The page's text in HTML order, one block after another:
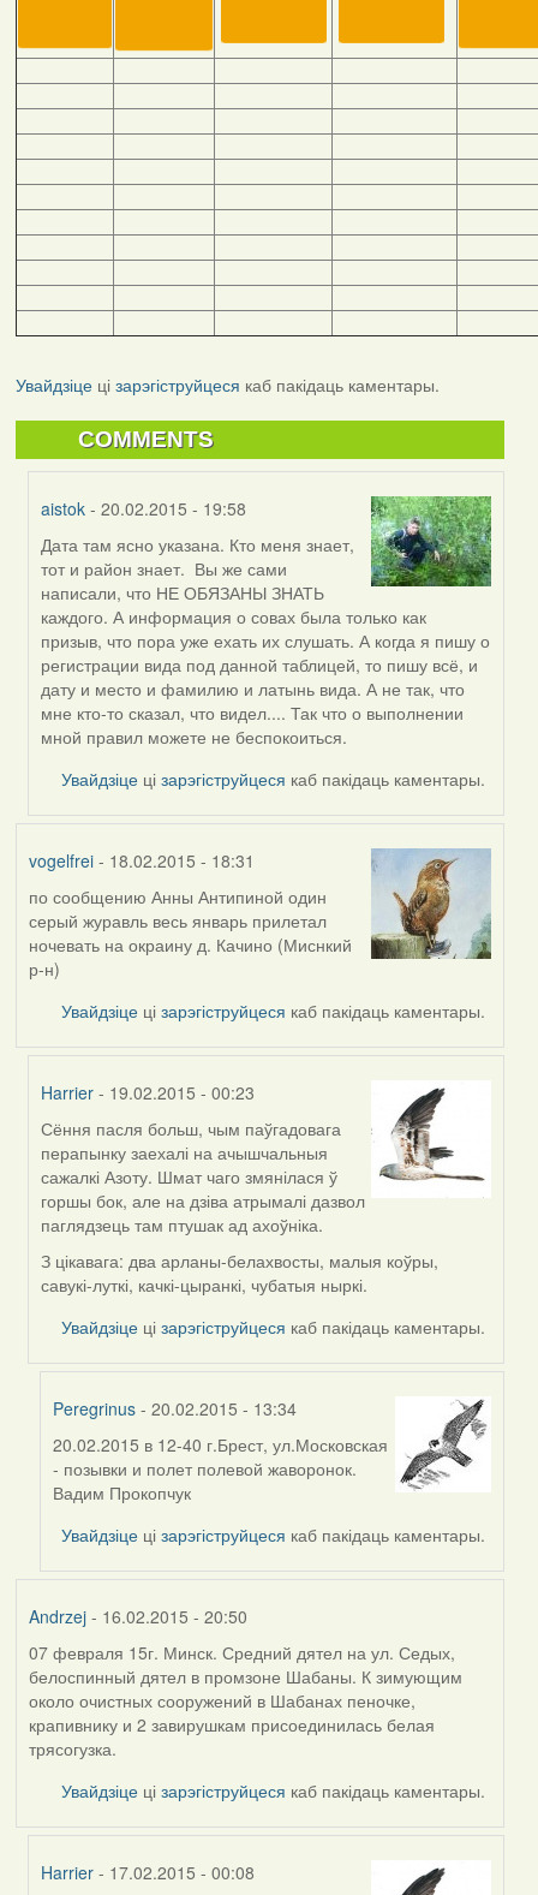
Увайдзіцеці зарэгіструйцеся каб пакідаць каментары.
COMMENTS
aistok - 20.02.2015 - 19:58
In
reply
to
by
vogelfrei
Дата там ясно указана. Кто меня знает,
тот и район знает. Вы же сами
написали, что НЕ ОБЯЗАНЫ ЗНАТЬ
каждого. А информация о совах была только как
призыв, что пора уже ехать их слушать. А когда я пишу о
регистрации вида под данной таблицей, то пишу всё, и
дату и место и фамилию и латынь вида. А не так, что
мне кто-то сказал, что видел.... Так что о выполнении
мной правил можете не беспокоиться.
Увайдзіце цізарэгіструйцеся каб пакідаць каментары.
vogelfrei- 18.02.2015 - 18:31
по сообщению Анны Антипиной один
серый журавль весь январь прилетал
ночевать на окраину д. Качино (Миснкий
р-н)
Увайдзіце цізарэгіструйцеся каб пакідаць каментары.
Harrier - 19.02.2015 - 00:23
In
reply
to
by
vogelfrei
Сёння пасля больш, чым паўгадовага
перапынку заехалі на ачышчальныя
сажалкі Азоту. Шмат чаго змянілася ў
горшы бок, але на дзіва атрымалі дазвол
паглядзець там птушак ад ахоўніка.
З цікавага: два арланы-белахвосты, малыя коўры,
савукі-луткі, качкі-цыранкі, чубатыя ныркі.
Увайдзіце цізарэгіструйцеся каб пакідаць каментары.
Peregrinus - 20.02.2015 - 13:34
In
reply
to
by
Harrier
20.02.2015 в 12-40 г.Брест, ул.Московская
- позывки и полет полевой жаворонок.
Вадим Прокопчук
Увайдзіце цізарэгіструйцеся каб пакідаць каментары.
Andrzej- 16.02.2015 - 20:50
07 февраля 15г. Минск. Средний дятел на ул. Седых,
белоспинный дятел в промзоне Шабаны. К зимующим
около очистных сооружений в Шабанах пеночке,
крапивнику и 2 завирушкам присоединилась белая
трясогузка.
Увайдзіце цізарэгіструйцеся каб пакідаць каментары.
Harrier - 17.02.2015 - 00:08